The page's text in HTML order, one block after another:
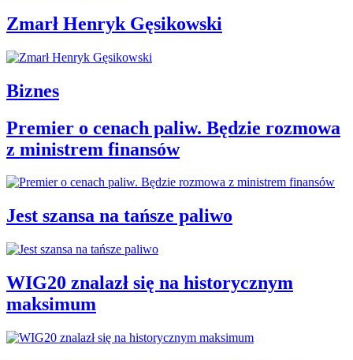
Zmarł Henryk Gęsikowski
Biznes
Premier o cenach paliw. Będzie rozmowa
z ministrem finansów
Jest szansa na tańsze paliwo
WIG20 znalazł się na historycznym
maksimum